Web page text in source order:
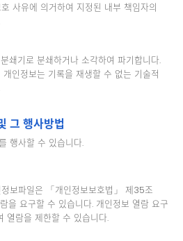
사유에 의거하여 지정된 내부 책임자의
쇄기로 분쇄하거나 소각하여 파기합니다.
인정보는 기록을 재생할 수 없는 기술적
그 행사방법
행사할 수 있습니다.
보파일은 「개인정보보호법」 제35조
을 요구할 수 있습니다. 개인정보 열람 요구
열람을 제한할 수 있습니다.